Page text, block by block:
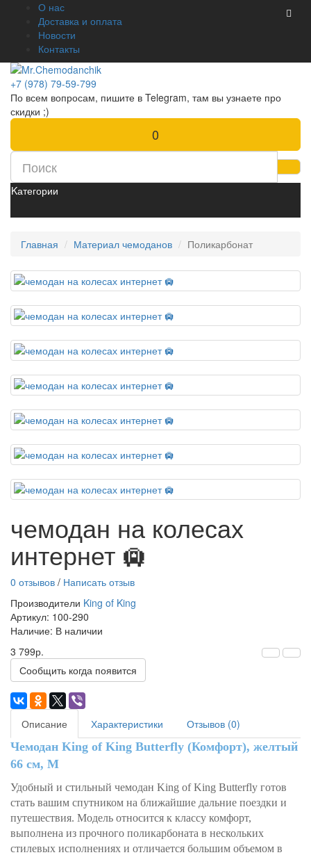
О нас
Доставка и оплата
Новости
Контакты
+7 (978) 79-59-799
По всем вопросам, пишите в Telegram, там вы узнаете про
скидки ;)
0
Kатегории
Главная Материал чемоданов Поликарбонат
чемодан на колесах
интернет 🛄
0 отзывов / Написать отзыв
Производители King of King
Артикул: 100-290
Наличие: В наличии
3 799р.
Сообщить когда появится
Описание Характеристики
Отзывов (0)
Чемодан King of King Butterfly (Комфорт), желтый
66 см, М
Удобный и стильный чемодан King of King Butterfly готов
стать вашим спутником на ближайшие дальние поездки и
путешествия. Модель относится к классу комфорт,
выполнена из прочного поликарбоната в нескольких
стилевых исполнениях и отличается большим объемом в